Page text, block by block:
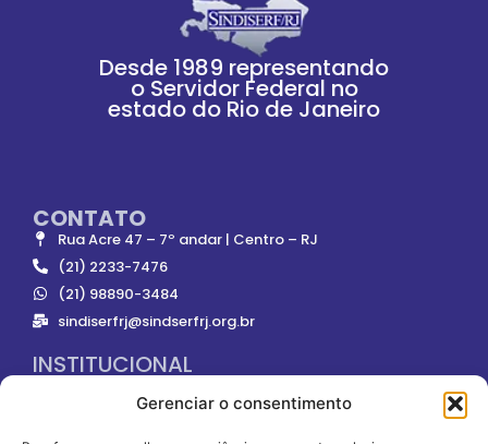
Gerenciar o consentimento
Desde 1989 representando
o Servidor Federal no
estado do Rio de Janeiro
CONTATO
Rua Acre 47 – 7º andar | Centro – RJ
(21) 2233-7476
(21) 98890-3484
sindiserfrj@sindserfrj.org.br
INSTITUCIONAL